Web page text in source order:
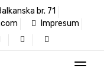
br. 71
Impresum